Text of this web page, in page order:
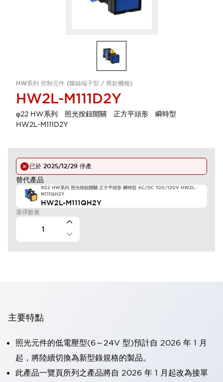
HW系列 控制元件 (螺絲端子型 / 舊款機種)
HW2L-M111D2Y
φ22 HW系列 照光按鈕開關 正方平頭形 瞬時型
HW2L-M111D2Y
已於 2025/12/29 停產
替代產品
Φ22 HW系列 照光按鈕開關 正方平頭形 瞬時型 AC/DC 100/120V HW2L-
M111QH2Y
HW2L-M111QH2Y
選擇數量
主要特點
照光元件的低電壓型(6～24V 型)預計自 2026 年 1 月
起，將陸續切換為新型錄規格的製品。
此產品一覽頁所列之產品將自 2026 年 1 月起改為接單